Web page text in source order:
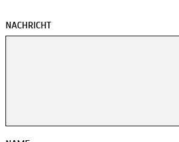
NACHRICHT